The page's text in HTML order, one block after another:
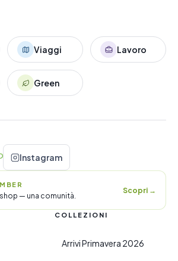
Viaggi Lavoro
Green
Instagram
— una comunità.
Scopri →
COLLEZIONI
Arrivi Primavera 2026